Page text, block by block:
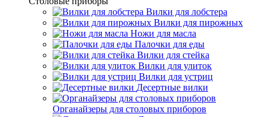
Вилки для лобстера
Вилки для пирожных
Ножи для масла
Палочки для еды
Вилки для стейка
Вилки для улиток
Вилки для устриц
Десертные вилки
Органайзеры для столовых приборов